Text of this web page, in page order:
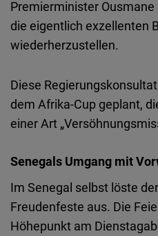
Premierminister
die eigentlich exzellenten
wiederherzustellen.
Diese
dem Afrika-Cup geplant,
einer Art
Senegals Umgang mit
Im Senegal selbst löste
Freudenfeste aus. Die
Höhepunkt am
Newsletter2go
Embed
Podigee
Embed
Embed
Typeform
Embed